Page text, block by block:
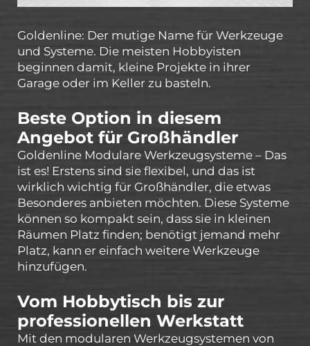
Goldenline: Der mutige Name für Werkzeuge
und Systeme. Die meisten Hobbyisten
beginnen damit, kleine Projekte in ihrer
Garage oder im Keller zu basteln.
Beste Option in diesem
Angebot für Großhändler
Goldenline Modulare Werkzeugsysteme – Das
ist es! Erstens sind sie flexibel, und das ist
wirklich wichtig für Großhändler, die etwas
Besonderes anbieten möchten. Diese Systeme
können so kompakt sein, dass sie in kleinen
Räumen Platz finden; benötigt jemand mehr
Platz, kann er einfach weitere Werkzeuge
hinzufügen.
Vom Hobbytisch bis zur
professionellen Werkstatt
Mit den modularen Werkzeugsystemen von